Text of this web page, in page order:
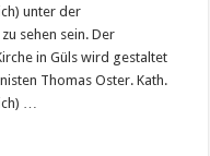
unter der
sehen sein. Der
in Güls wird gestaltet
Thomas Oster. Kath.
…